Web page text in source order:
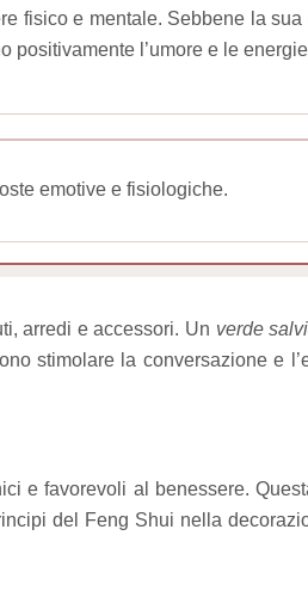
fisico e mentale. Sebbene la
positivamente l’umore e le
emotive e fisiologiche.
arredi e accessori. Un verde
stimolare la conversazione e
e favorevoli al benessere.
del Feng Shui nella